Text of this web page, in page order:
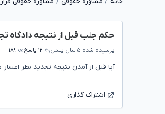
حکم جلب قبل از نتیجه دادگاه
پرسیده شده ۵ سال پیش ۱۲ پاسخ ۱۸۹
آیا قبل از آمدن نتیجه تجدید نظر
اشتراک گذاری